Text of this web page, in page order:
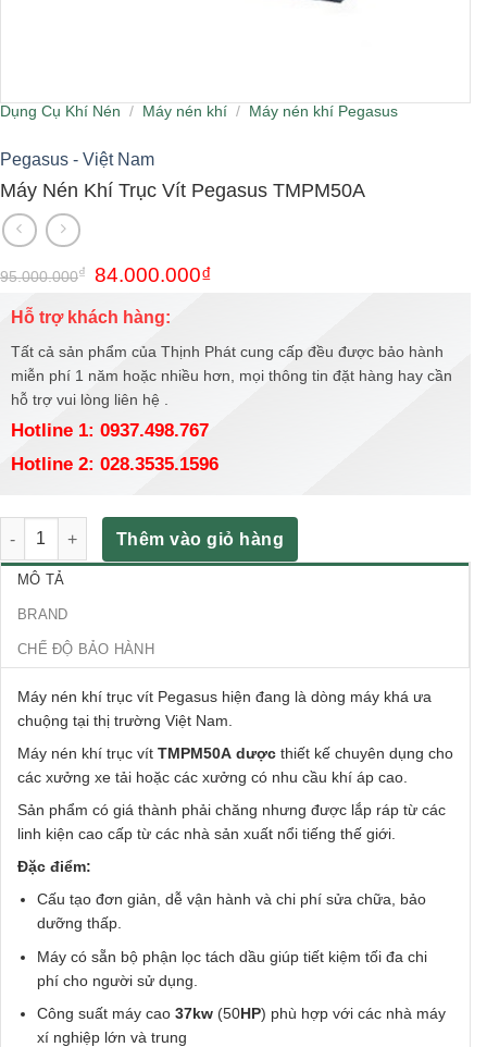
Dụng Cụ Khí Nén / Máy nén khí / Máy nén khí Pegasus
Pegasus - Việt Nam
Máy Nén Khí Trục Vít Pegasus TMPM50A
95.000.000₫
Giá
gốc
95.000.000₫.
84.000.000₫
Hỗ trợ khách hàng:
Tất cả sản phẩm của Thịnh Phát cung cấp đều được bảo hành
miễn phí 1 năm hoặc nhiều hơn, mọi thông tin đặt hàng hay cần
hỗ trợ vui lòng liên hệ .
Hotline 1: 0937.498.767
Hotline 2: 028.3535.1596
Máy Nén Khí Trục Vít Pegasus TMPM50A số lượng
Thêm vào giỏ hàng
MÔ TẢ
BRAND
CHẾ ĐỘ BẢO HÀNH
Máy nén khí trục vít Pegasus hiện đang là dòng máy khá ưa
chuộng tại thị trường Việt Nam.
Máy nén khí trục vít TMPM50A dược thiết kế chuyên dụng cho
các xưởng xe tải hoặc các xưởng có nhu cầu khí áp cao.
Sản phẩm có giá thành phải chăng nhưng được lắp ráp từ các
linh kiện cao cấp từ các nhà sản xuất nổi tiếng thế giới.
Đặc điểm:
Cấu tạo đơn giản, dễ vận hành và chi phí sửa chữa, bảo
dưỡng thấp.
Máy có sẵn bộ phận lọc tách dầu giúp tiết kiệm tối đa chi
phí cho người sử dụng.
Công suất máy cao37kw (50HP) phù hợp với các nhà máy
xí nghiệp lớn và trung